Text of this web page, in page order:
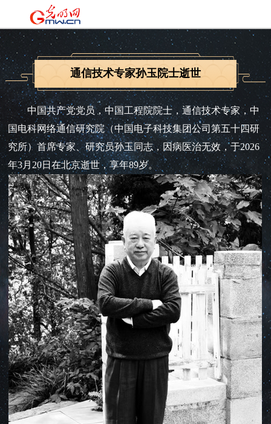
通信技术专家孙玉院士逝世
中国共产党党员，中国工程院院士，通信技术专家，中
国电科网络通信研究院（中国电子科技集团公司第五十四研
究所）首席专家、研究员孙玉同志，因病医治无效，于2026
年3月20日在北京逝世，享年89岁。